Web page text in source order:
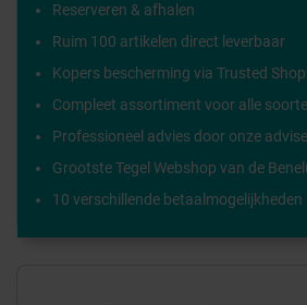
Reserveren & afhalen
Ruim 100 artikelen direct leverbaar
Kopers bescherming via Trusted
Compleet assortiment voor alle
Professioneel advies door onze
Grootste Tegel Webshop van de
10 verschillende betaalmogelijkheden